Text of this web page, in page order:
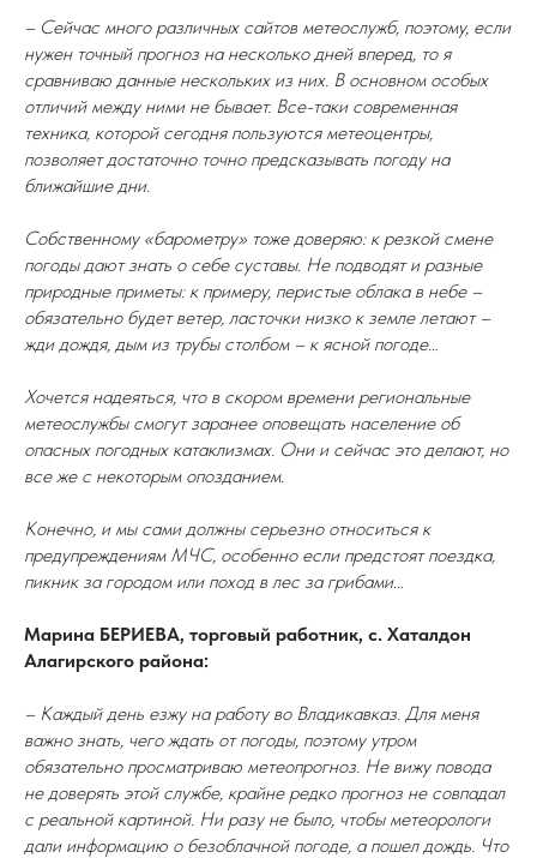
– Сейчас много различных сайтов метеослужб, поэтому, если
нужен точный прогноз на несколько дней вперед, то я
сравниваю данные нескольких из них. В основном особых
отличий между ними не бывает. Все-таки современная
техника, которой сегодня пользуются метеоцентры,
позволяет достаточно точно предсказывать погоду на
ближайшие дни.
Собственному «барометру» тоже доверяю: к резкой смене
погоды дают знать о себе суставы. Не подводят и разные
природные приметы: к примеру, перистые облака в небе –
обязательно будет ветер, ласточки низко к земле летают –
жди дождя, дым из трубы столбом – к ясной погоде…
Хочется надеяться, что в скором времени региональные
метеослужбы смогут заранее оповещать население об
опасных погодных катаклизмах. Они и сейчас это делают, но
все же с некоторым опозданием.
Конечно, и мы сами должны серьезно относиться к
предупреждениям МЧС, особенно если предстоят поездка,
пикник за городом или поход в лес за грибами…
Марина БЕРИЕВА, торговый работник, с. Хаталдон
Алагирского района:
– Каждый день езжу на работу во Владикавказ. Для меня
важно знать, чего ждать от погоды, поэтому утром
обязательно просматриваю метеопрогноз. Не вижу повода
не доверять этой службе, крайне редко прогноз не совпадал
с реальной картиной. Ни разу не было, чтобы метеорологи
дали информацию о безоблачной погоде, а пошел дождь. Что